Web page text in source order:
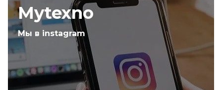
Mytexno
Мы в instagram